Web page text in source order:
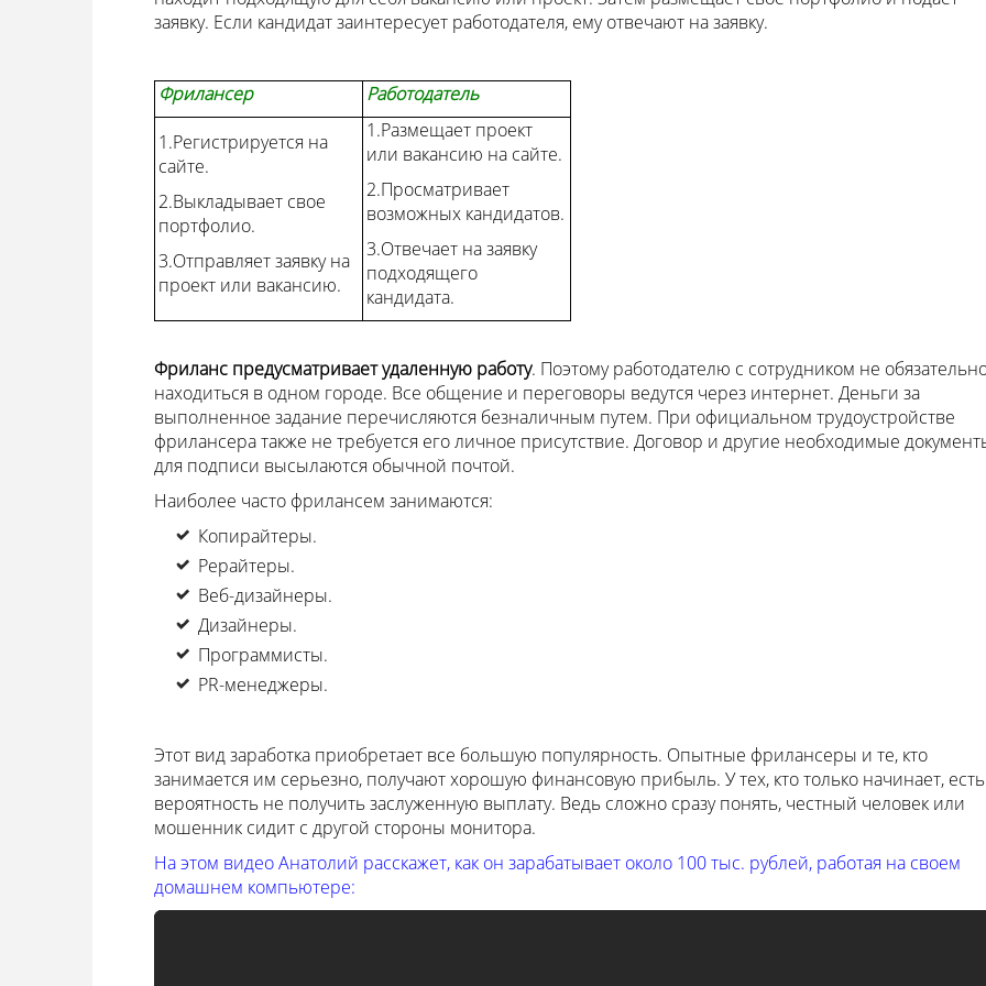
заявку. Если кандидат заинтересует работодателя, ему отвечают на заявку.
Фрилансер
Работодатель
1.Регистрируется на
сайте.
2.Выкладывает свое
портфолио.
3.Отправляет заявку на
проект или вакансию.
1.Размещает проект
или вакансию на сайте.
2.Просматривает
возможных кандидатов.
3.Отвечает на заявку
подходящего
кандидата.
Фриланс предусматривает удаленную работу. Поэтому работодателю с сотрудником не
находиться в одном городе. Все общение и переговоры ведутся через интернет. Деньги за
выполненное задание перечисляются безналичным путем. При официальном трудоустройстве
фрилансера также не требуется его личное присутствие. Договор и другие необходимые
для подписи высылаются обычной почтой.
Наиболее часто фрилансем занимаются:
Копирайтеры.
Рерайтеры.
Веб-дизайнеры.
Дизайнеры.
Программисты.
PR-менеджеры.
Этот вид заработка приобретает все большую популярность. Опытные фрилансеры и те, кто
занимается им серьезно, получают хорошую финансовую прибыль. У тех, кто только начинает, есть
вероятность не получить заслуженную выплату. Ведь сложно сразу понять, честный человек или
мошенник сидит с другой стороны монитора.
На этом видео Анатолий расскажет, как он зарабатывает около 100 тыс. рублей, работая на своем
домашнем компьютере: